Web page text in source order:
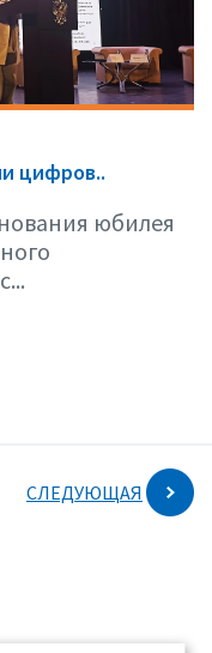
цифров..
юбилея
СЛЕДУЮЩАЯ